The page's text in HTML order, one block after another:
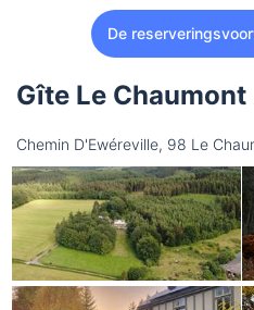
De
Gîte Le Chaumont
Chemin D'Ewéreville, 98 Le